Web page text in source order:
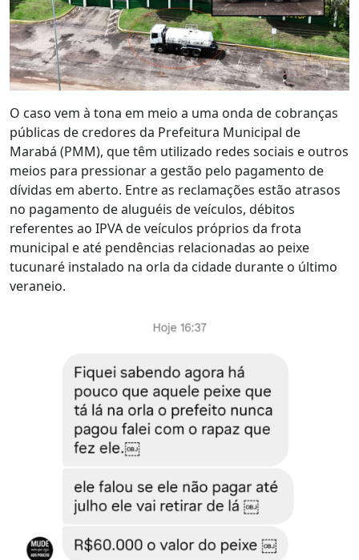
O caso vem à tona em meio a uma onda de cobranças
públicas de credores da Prefeitura Municipal de
Marabá (PMM), que têm utilizado redes sociais e outros
meios para pressionar a gestão pelo pagamento de
dívidas em aberto. Entre as reclamações estão atrasos
no pagamento de aluguéis de veículos, débitos
referentes ao IPVA de veículos próprios da frota
municipal e até pendências relacionadas ao peixe
tucunaré instalado na orla da cidade durante o último
veraneio.